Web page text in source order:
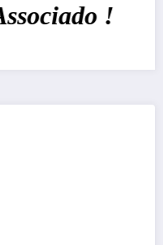
!